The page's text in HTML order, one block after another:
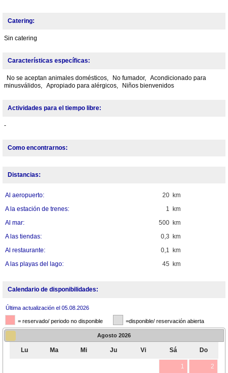
Catering:
Sin catering
Características específicas:
No se aceptan animales domésticos, No fumador, Acondicionado para
minusválidos, Apropiado para alérgicos, Niños bienvenidos
Actividades para el tiempo libre:
-
Como encontrarnos:
Distancias:
20 km
Al aeropuerto:
1 km
A la estación de trenes:
500 km
Al mar:
0,3 km
A las tiendas:
0,1 km
Al restaurante:
45 km
A las playas del lago:
Calendario de disponibilidades:
Última actualización el 05.08.2026
= reservado/ periodo no disponible =disponible/ reservación abierta
Agosto 2026
Lu Ma Mi Ju Vi Sá Do
1 2